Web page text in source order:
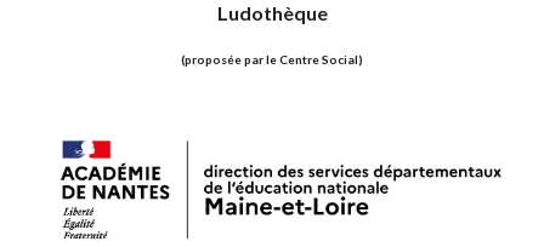
Ludothèque
(proposée par le Centre Social)